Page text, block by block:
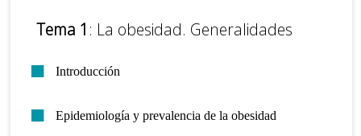
Tema 1 : La obesidad. Generalidades
Introducción
Epidemiología y prevalencia de la obesidad